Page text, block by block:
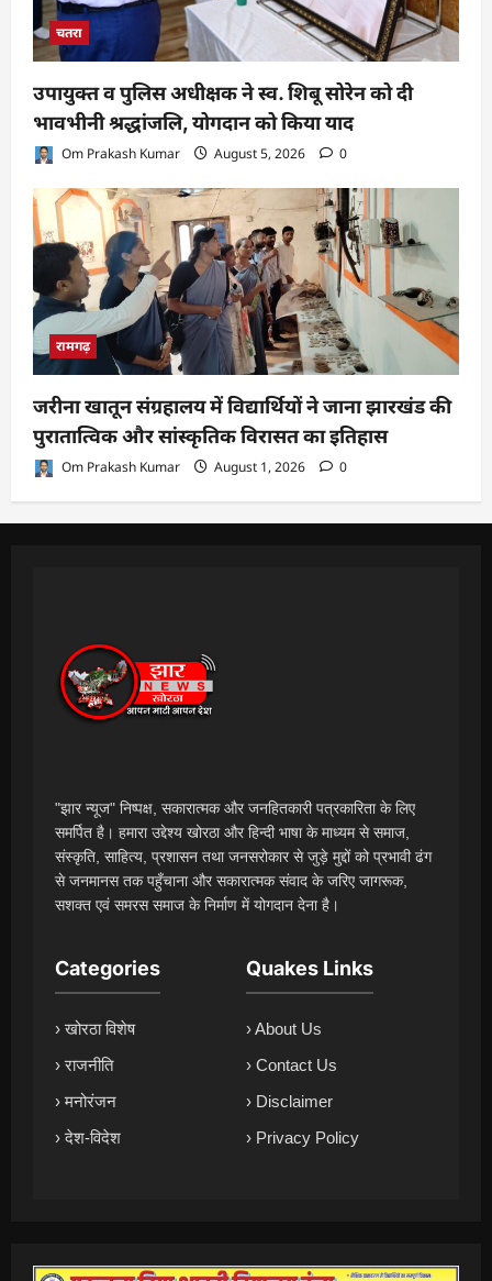
चतरा
उपायुक्त व पुलिस अधीक्षक ने स्व. शिबू सोरेन को दी
भावभीनी श्रद्धांजलि, योगदान को किया याद
Om Prakash Kumar August 5, 2026 0
रामगढ़
जरीना खातून संग्रहालय में विद्यार्थियों ने जाना झारखंड की
पुरातात्विक और सांस्कृतिक विरासत का इतिहास
Om Prakash Kumar August 1, 2026 0
"झार न्यूज" निष्पक्ष, सकारात्मक और जनहितकारी पत्रकारिता के लिए
समर्पित है। हमारा उद्देश्य खोरठा और हिन्दी भाषा के माध्यम से समाज,
संस्कृति, साहित्य, प्रशासन तथा जनसरोकार से जुड़े मुद्दों को प्रभावी ढंग
से जनमानस तक पहुँचाना और सकारात्मक संवाद के जरिए जागरूक,
सशक्त एवं समरस समाज के निर्माण में योगदान देना है।
Categories
› खोरठा विशेष
› राजनीति
› मनोरंजन
› देश-विदेश
Quakes Links
› About Us
› Contact Us
› Disclaimer
› Privacy Policy